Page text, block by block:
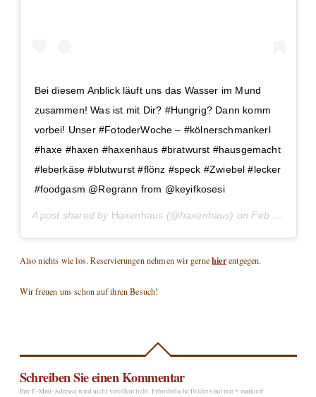
Bei diesem Anblick läuft uns das Wasser im Mund
zusammen! Was ist mit Dir? #Hungrig? Dann komm
vorbei! Unser #FotoderWoche – #kölnerschmankerl
#haxe #haxen #haxenhaus #bratwurst #hausgemacht
#leberkäse #blutwurst #flönz #speck #Zwiebel #lecker
#foodgasm @Regrann from @keyifkosesi
A post shared by Haxenhaus (@haxenhaus) on Feb 15, 2017 at 3:49am PST
Also nichts wie los. Reservierungen nehmen wir gernehierentgegen.
Wir freuen uns schon auf ihren Besuch!
Schreiben Sie einen Kommentar
Ihre E-Mail-Adresse wird nicht veröffentlicht. Erforderliche Felder sind mit * markiert